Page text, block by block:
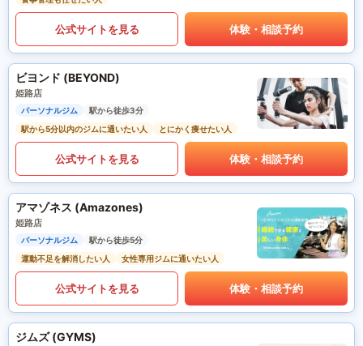
公式サイトを見る 体験・相談予約
ビヨンド (BEYOND)
姫路店
パーソナルジム
駅から徒歩3分
駅から5分以内のジムに通いたい人
とにかく痩せたい人
公式サイトを見る 体験・相談予約
アマゾネス (Amazones)
姫路店
パーソナルジム
駅から徒歩5分
運動不足を解消したい人
女性専用ジムに通いたい人
公式サイトを見る 体験・相談予約
ジムズ (GYMS)